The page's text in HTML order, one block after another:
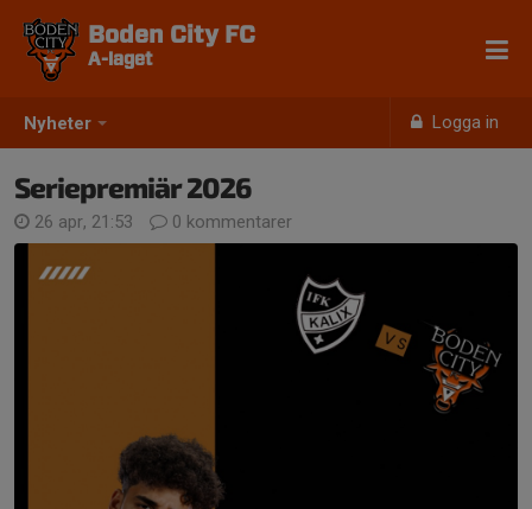
Nyheter Logga in
Boden City FC
A-laget
Seriepremiär 2026
26 apr, 21:53 0 kommentarer